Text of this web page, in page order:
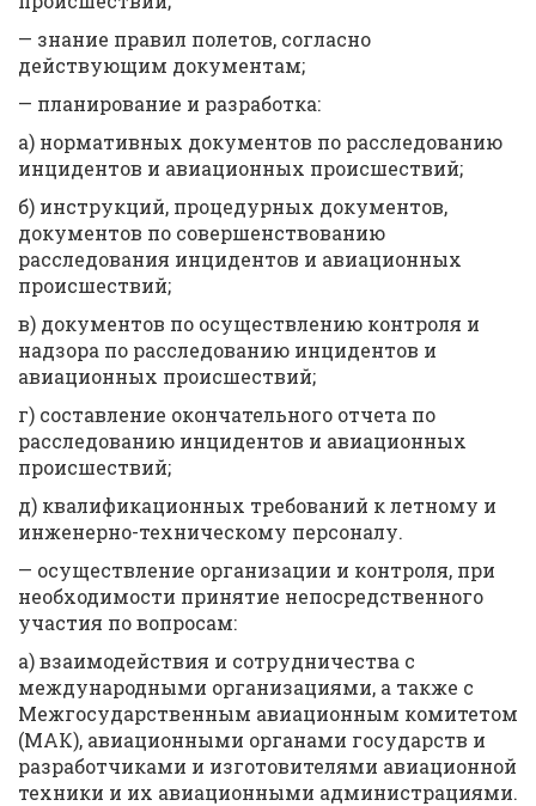
— знание правил полетов, согласно
действующим документам;
— планирование и разработка:
а) нормативных документов по расследованию
инцидентов и авиационных происшествий;
б) инструкций, процедурных документов,
документов по совершенствованию
расследования инцидентов и авиационных
происшествий;
в) документов по осуществлению контроля и
надзора по расследованию инцидентов и
авиационных происшествий;
г) составление окончательного отчета по
расследованию инцидентов и авиационных
происшествий;
д) квалификационных требований к летному и
инженерно-техническому персоналу.
— осуществление организации и контроля, при
необходимости принятие непосредственного
участия по вопросам:
а) взаимодействия и сотрудничества с
международными организациями, а также с
Межгосударственным авиационным комитетом
(МАК), авиационными органами государств и
разработчиками и изготовителями авиационной
техники и их авиационными администрациями.